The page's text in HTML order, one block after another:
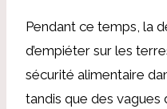
Pendant ce temps, la
d’empiéter sur les
sécurité alimentaire
tandis que des